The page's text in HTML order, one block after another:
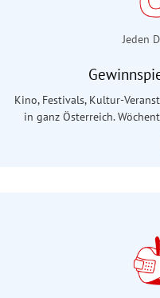
Jeden
Kino, Festivals, Kultur-
in ganz Österreich.